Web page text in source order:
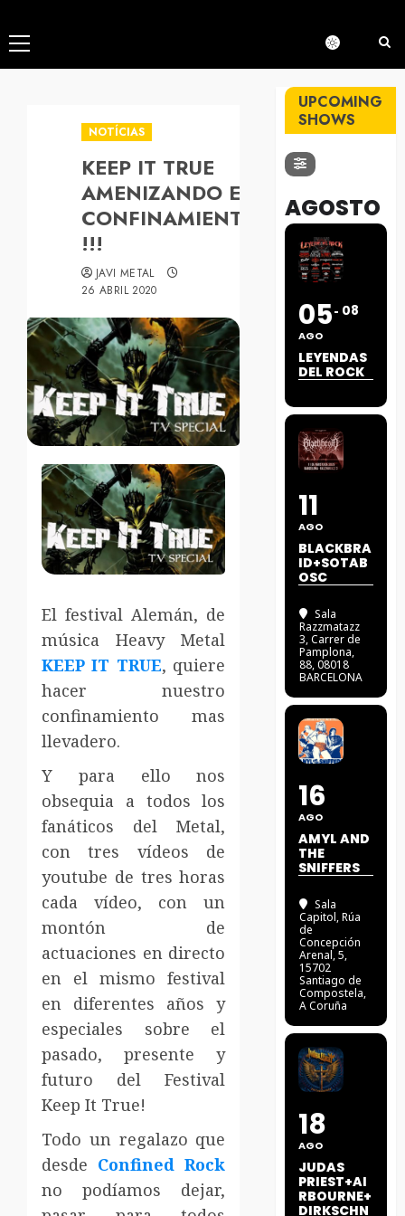
Menú
principal
NOTÍCIAS
KEEP IT TRUE
AMENIZANDO EL
CONFINAMIENTO
!!!
JAVI METAL
26 ABRIL 2020
El festival Alemán, de
música Heavy Metal
KEEP IT TRUE, quiere
hacer nuestro
confinamiento mas
llevadero.
Y para ello nos
obsequia a todos los
fanáticos del Metal,
con tres vídeos de
youtube de tres horas
cada vídeo, con un
montón de
actuaciones en directo
en el mismo festival
en diferentes años y
especiales sobre el
pasado, presente y
futuro del Festival
Keep It True!
Todo un regalazo que
desde Confined Rock
no podíamos dejar,
UPCOMING
SHOWS
AGOSTO
05
AGO
08
LEYENDAS
DEL ROCK
11
AGO
BLACKBRA
ID+SOTAB
OSC
Sala
Razzmatazz
3, Carrer de
Pamplona,
88, 08018
BARCELONA
16
AGO
AMYL AND
THE
SNIFFERS
Sala
Capitol, Rúa
de
Concepción
Arenal, 5,
15702
Santiago de
Compostela,
A Coruña
18
AGO
JUDAS
PRIEST+AI
RBOURNE+
DIRKSCHN